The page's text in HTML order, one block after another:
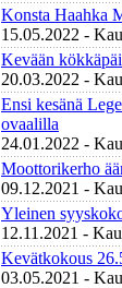
Konsta Haahka
15.05.2022 -
Kevään
20.03.2022 -
Ensi kesänä
ovaalilla
24.01.2022 -
Moottorikerho
09.12.2021 -
Yleinen
12.11.2021 -
Kevätkokous
03.05.2021 -